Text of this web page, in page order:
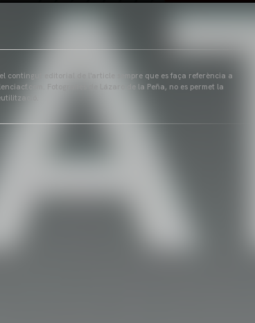
contingut editorial de l'article sempre que es faça referència a
Fotografies de Lázaro de la Peña, no es permet la